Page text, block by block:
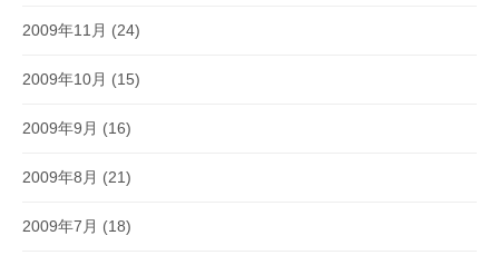
2009年11月 (24)
2009年10月 (15)
2009年9月 (16)
2009年8月 (21)
2009年7月 (18)